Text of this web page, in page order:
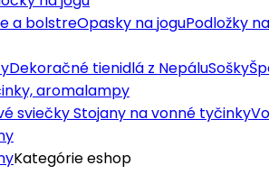
a bolstreOpasky na joguPodložky
Dekoračné tienidlá z NepáluSošky
aromalampy
sviečkyStojany na vonné tyčinky
Kategórie eshop